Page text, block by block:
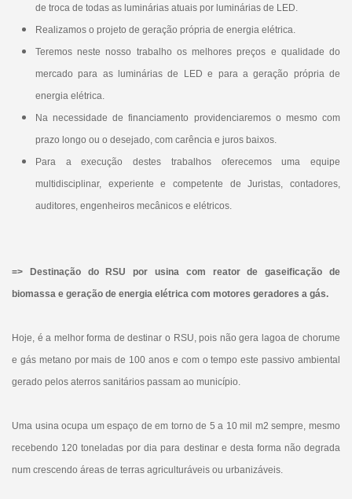
de troca de todas as luminárias atuais por luminárias de LED.
Realizamos o projeto de geração própria de energia elétrica.
Teremos neste nosso trabalho os melhores preços e qualidade do
mercado para as luminárias de LED e para a geração própria de
energia elétrica.
Na necessidade de financiamento providenciaremos o mesmo com
prazo longo ou o desejado, com carência e juros baixos.
Para a execução destes trabalhos oferecemos uma equipe
multidisciplinar, experiente e competente de Juristas, contadores,
auditores, engenheiros mecânicos e elétricos.
=> Destinação do RSU por usina com reator de gaseificação de
biomassa e geração de energia elétrica com motores geradores a gás.
Hoje, é a melhor forma de destinar o RSU, pois não gera lagoa de chorume
e gás metano por mais de 100 anos e com o tempo este passivo ambiental
gerado pelos aterros sanitários passam ao município.
Uma usina ocupa um espaço de em torno de 5 a 10 mil m2 sempre, mesmo
recebendo 120 toneladas por dia para destinar e desta forma não degrada
num crescendo áreas de terras agriculturáveis ou urbanizáveis.